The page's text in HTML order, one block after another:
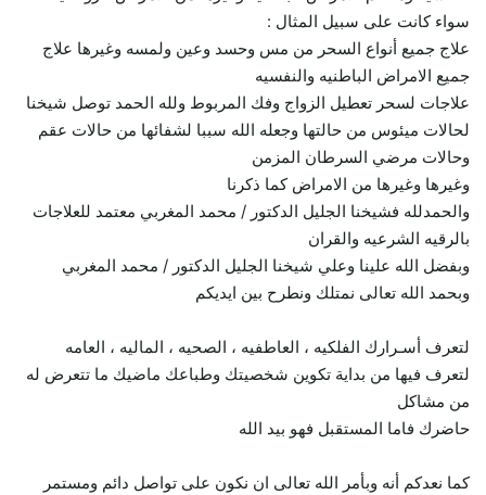
سواء كانت على سبيل المثال :
علاج جميع أنواع السحر من مس وحسد وعين ولمسه وغيرها علاج
جميع الامراض الباطنيه والنفسيه
علاجات لسحر تعطيل الزواج وفك المربوط ولله الحمد توصل شيخنا
لحالات ميئوس من حالتها وجعله الله سببا لشفائها من حالات عقم
وحالات مرضي السرطان المزمن
وغيرها وغيرها من الامراض كما ذكرنا
والحمدلله فشيخنا الجليل الدكتور / محمد المغربي معتمد للعلاجات
بالرقيه الشرعيه والقران
وبفضل الله علينا وعلي شيخنا الجليل الدكتور / محمد المغربي
وبحمد الله تعالى نمتلك ونطرح بين ايديكم
لتعرف أسـرارك الفلكيه ، العاطفيه ، الصحيه ، الماليه ، العامه
لتعرف فيها من بداية تكوين شخصيتك وطباعك ماضيك ما تتعرض له
من مشاكل
حاضرك فاما المستقبل فهو بيد الله
كما نعدكم أنه وبأمر الله تعالى ان نكون على تواصل دائم ومستمر